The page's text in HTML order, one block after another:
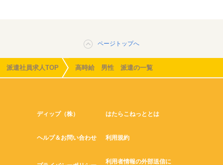
ページトップへ
派遣社員求人TOP 高時給 男性 派遣の一覧
ディップ（株） はたらこねっととは
ヘルプ＆お問い合わせ 利用規約
利用者情報の外部送信に